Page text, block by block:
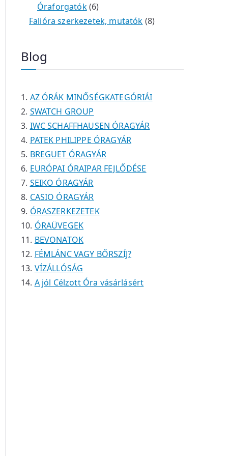
é
k
é
é
e
r
e
r
e
t
k
Óraforgatók 66
t
k
Falióra szerkezetek, mutatók 88
é
Blog
AZ ÓRÁK MINŐSÉGKATEGÓRIÁI
SWATCH GROUP
IWC SCHAFFHAUSEN ÓRAGYÁR
PATEK PHILIPPE ÓRAGYÁR
BREGUET ÓRAGYÁR
EURÓPAI ÓRAIPAR FEJLŐDÉSE
SEIKO ÓRAGYÁR
CASIO ÓRAGYÁR
ÓRASZERKEZETEK
ÓRAÜVEGEK
BEVONATOK
FÉMLÁNC VAGY BŐRSZÍJ?
VÍZÁLLÓSÁG
A jól Célzott Óra vásárlásért